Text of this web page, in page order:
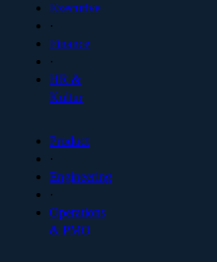
Executive
·
Finance
·
HR &
Kultur
Product
·
Engineering
·
Operations
& PMO